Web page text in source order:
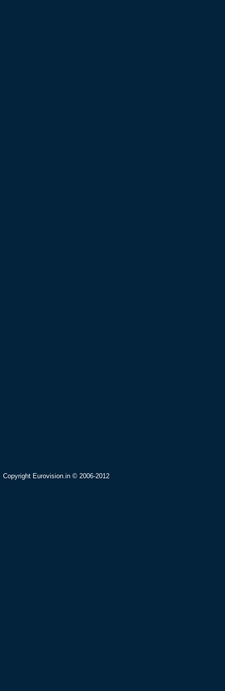
Copyright Eurovision.in © 2006-2012